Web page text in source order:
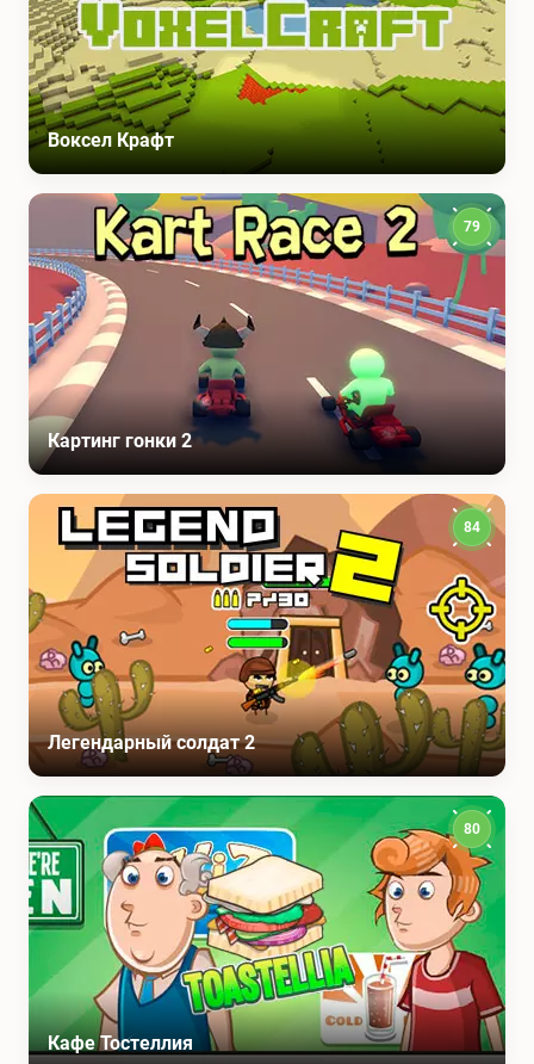
Воксел Крафт
Картинг гонки 2
79
Легендарный солдат 2
84
Кафе Тостеллия
80